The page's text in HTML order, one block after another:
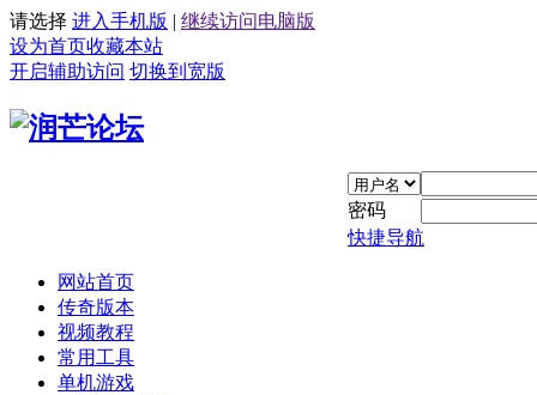
请选择 进入手机版 | 继续访问电脑版
设为首页收藏本站
开启辅助访问 切换到宽版
密码
快捷导航
网站首页
传奇版本
视频教程
常用工具
单机游戏